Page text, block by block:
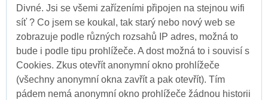
Divné. Jsi se všemi zařízeními připojen na stejnou wifi
síť ? Co jsem se koukal, tak starý nebo nový web se
zobrazuje podle různých rozsahů IP adres, možná to
bude i podle tipu prohlížeče. A dost možná to i souvisí s
Cookies. Zkus otevřít anonymní okno prohlížeče
(všechny anonymní okna zavřít a pak otevřít). Tím
pádem nemá anonymní okno prohlížeče žádnou historii